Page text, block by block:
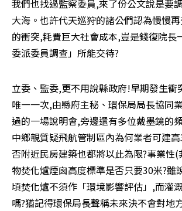
我們也找過監察委員,來了份公文說是要
大海。也許代天巡狩的諸公們認為慢慢
的衝突,耗費巨大社會成本,豈是錢復院長
委派委員調查」所能交待?
立委、監委,更不用說縣政府!早期發生衝
唯一一次,由縣府主秘、環保局局長協同
過的一場說明會,旁邊還有多位戴墨鏡的
中鄉親質疑飛航管制區內為何業者可建
否附近民房建築也都將以此為限?事業性
物焚化爐煙囪高度標準是否只要30米?雖
頃焚化爐不須作「環境影響評估」,而灌
嗎?猶記得環保局長聲稱未來決不會對地